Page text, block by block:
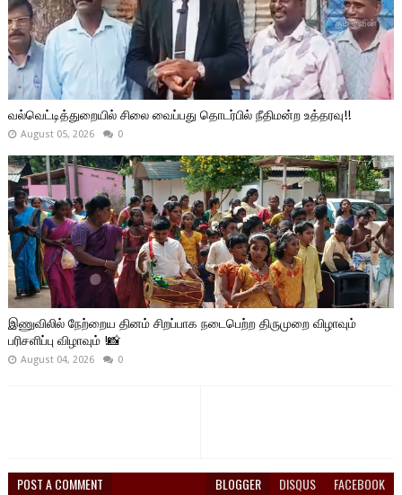
வல்வெட்டித்துறையில் சிலை வைப்பது தொடர்பில் நீதிமன்ற உத்தரவு!!
August 05, 2026 0
இணுவிலில் நேற்றைய தினம் சிறப்பாக நடைபெற்ற திருமுறை விழாவும்
பரிசளிப்பு விழாவும் !📸
August 04, 2026 0
POST A COMMENT BLOGGER DISQUS FACEBOOK